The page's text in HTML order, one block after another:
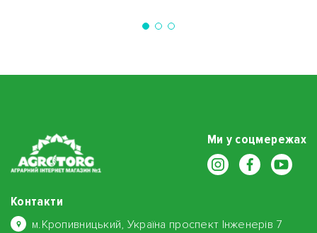
Ми у соцмережах
Контакти
м.Кропивницький, Україна проспект Інженерів 7